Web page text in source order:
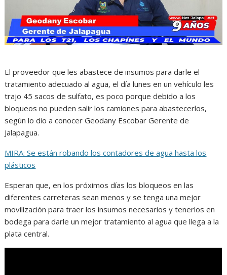
El proveedor que les abastece de insumos para darle el
tratamiento adecuado al agua, el día lunes en un vehículo les
trajo 45 sacos de sulfato, es poco porque debido a los
bloqueos no pueden salir los camiones para abastecerlos,
según lo dio a conocer Geodany Escobar Gerente de
Jalapagua.
MIRA: Se están robando los contadores de agua hasta los
plásticos
Esperan que, en los próximos días los bloqueos en las
diferentes carreteras sean menos y se tenga una mejor
movilización para traer los insumos necesarios y tenerlos en
bodega para darle un mejor tratamiento al agua que llega a la
plata central.